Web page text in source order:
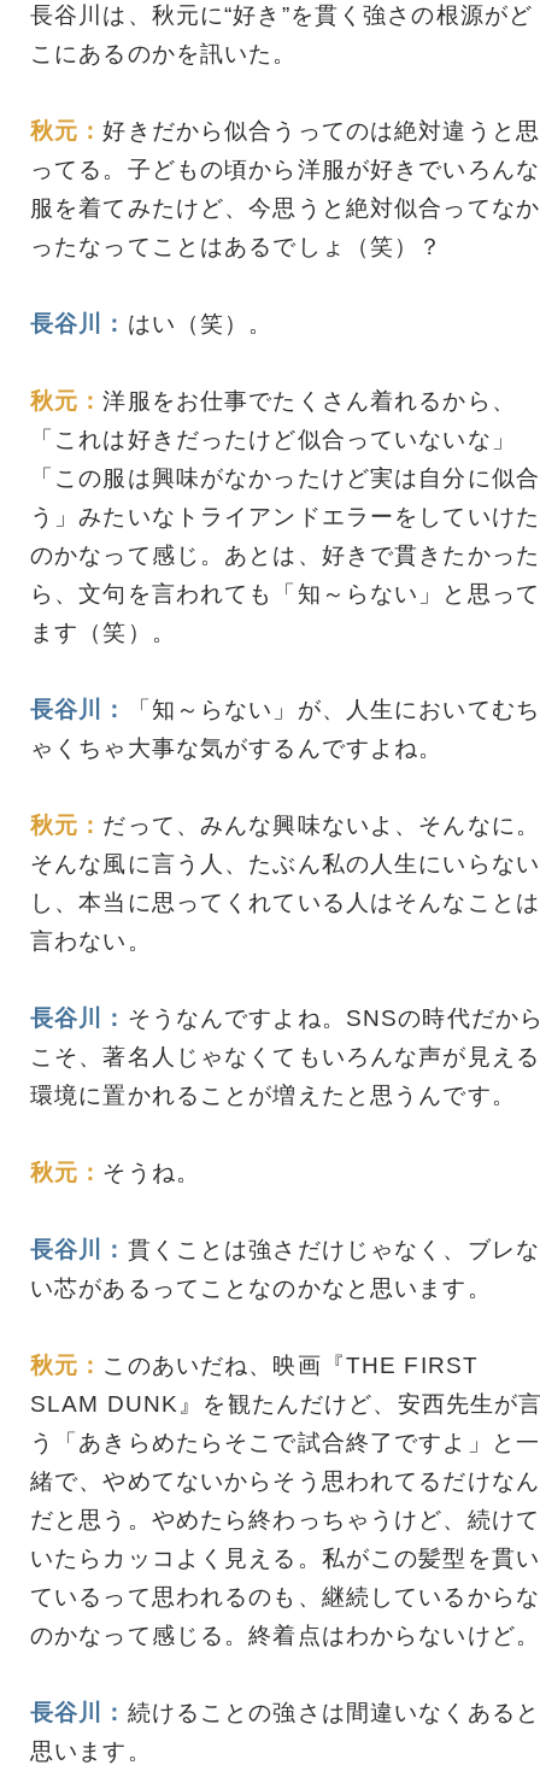
長谷川は、秋元に“好き”を貫く強さの根源がど
こにあるのかを訊いた。
秋元：好きだから似合うってのは絶対違うと思
ってる。子どもの頃から洋服が好きでいろんな
服を着てみたけど、今思うと絶対似合ってなか
ったなってことはあるでしょ（笑）？
長谷川： はい（笑）。
秋元：洋服をお仕事でたくさん着れるから、
「これは好きだったけど似合っていないな」
「この服は興味がなかったけど実は自分に似合
う」みたいなトライアンドエラーをしていけた
のかなって感じ。あとは、好きで貫きたかった
ら、文句を言われても「知～らない」と思って
ます（笑）。
長谷川：
「知～らない」が、人生においてむち
ゃくちゃ大事な気がするんですよね。
秋元： だって、みんな興味ないよ、そんなに。
そんな風に言う人、たぶん私の人生にいらない
し、本当に思ってくれている人はそんなことは
言わない。
長谷川： そうなんですよね。SNSの時代だか
こそ、著名人じゃなくてもいろんな声が見える
環境に置かれることが増えたと思うんです。
秋元： そうね。
長谷川： 貫くことは強さだけじゃなく、ブレな
い芯があるってことなのかなと思います。
秋元： このあいだね、映画『THE FIRST
SLAM DUNK』を観たんだけど、安西先生が
う「あきらめたらそこで試合終了ですよ」と一
緒で、やめてないからそう思われてるだけなん
だと思う。やめたら終わっちゃうけど、続けて
いたらカッコよく見える。私がこの髪型を貫い
ているって思われるのも、継続しているからな
のかなって感じる。終着点はわからないけど。
長谷川： 続けることの強さは間違いなくあると
思います。